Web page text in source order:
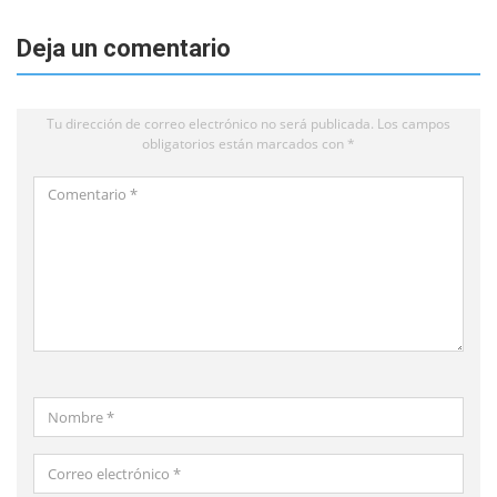
Deja un comentario
Tu dirección de correo electrónico no será publicada. Los campos
obligatorios están marcados con *
Comentario
Nombre
*
Correo
electrónico